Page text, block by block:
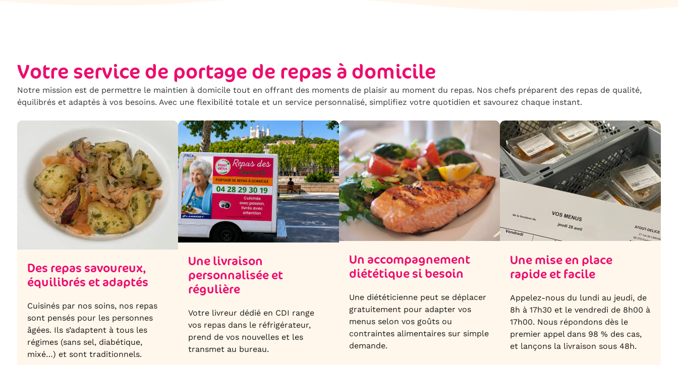
Votre service de portage de repas à domicile
Notre mission est de permettre le maintien à domicile tout en offrant des moments de plaisir au moment du repas. Nos chefs préparent des repas de qualité,
équilibrés et adaptés à vos besoins. Avec une flexibilité totale et un service personnalisé, simplifiez votre quotidien et savourez chaque instant.
Des repas savoureux,
équilibrés et adaptés
Cuisinés par nos soins, nos repas
sont pensés pour les personnes
âgées. Ils s’adaptent à tous les
régimes (sans sel, diabétique,
mixé…) et sont traditionnels.
Une livraison
personnalisée et
régulière
Votre livreur dédié en CDI range
vos repas dans le réfrigérateur,
prend de vos nouvelles et les
transmet au bureau.
Un accompagnement
diététique si besoin
Une diététicienne peut se déplacer
gratuitement pour adapter vos
menus selon vos goûts ou
contraintes alimentaires sur simple
demande.
Une mise en place
rapide et facile
Appelez-nous du lundi au jeudi, de
8h à 17h30 et le vendredi de 8h00 à
17h00. Nous répondons dès le
premier appel dans 98 % des cas,
et lançons la livraison sous 48h.